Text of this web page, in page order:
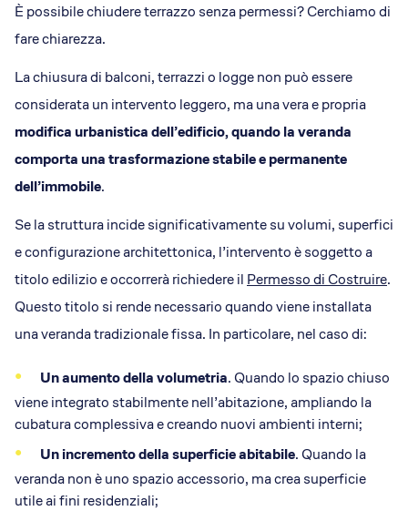
È possibile chiudere terrazzo senza permessi? Cerchiamo di
fare chiarezza.
La chiusura di balconi, terrazzi o logge non può essere
considerata un intervento leggero, ma una vera e propria
modifica urbanistica dell’edificio, quando la veranda
comporta una trasformazione stabile e permanente
dell’immobile.
Se la struttura incide significativamente su volumi, superfici
e configurazione architettonica, l’intervento è soggetto a
titolo edilizio e occorrerà richiedere il Permesso di Costruire.
Questo titolo si rende necessario quando viene installata
una veranda tradizionale fissa. In particolare, nel caso di:
Un aumento della volumetria. Quando lo spazio chiuso
viene integrato stabilmente nell’abitazione, ampliando la
cubatura complessiva e creando nuovi ambienti interni;
Un incremento della superficie abitabile. Quando la
veranda non è uno spazio accessorio, ma crea superficie
utile ai fini residenziali;